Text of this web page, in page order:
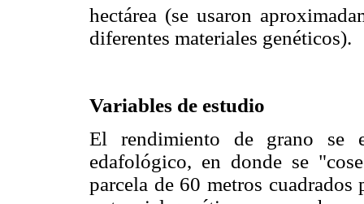
hectárea (se usaron
diferentes materiales genéticos).
Variables de estudio
El rendimiento de grano se
edafológico, en donde se
parcela de 60 metros